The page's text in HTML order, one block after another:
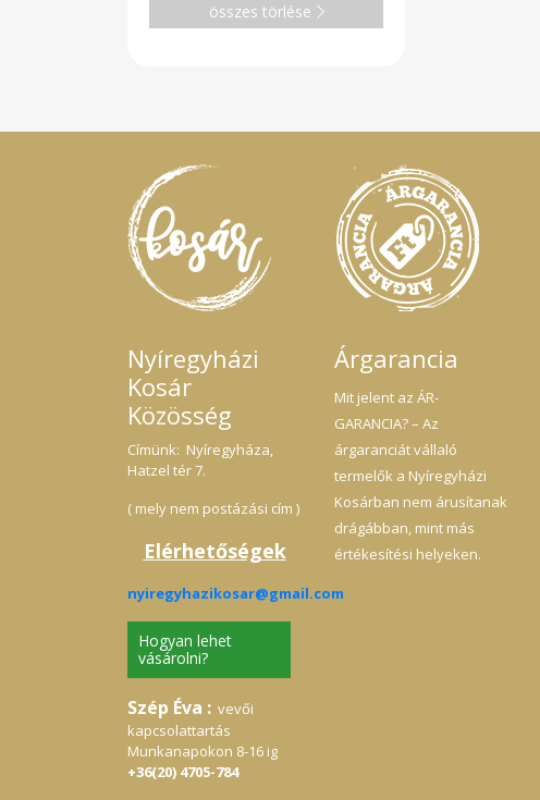
összes törlése
Nyíregyházi
Kosár
Közösség
Címünk: Nyíregyháza,
Hatzel tér 7.
( mely nem postázási cím )
Elérhetőségek
nyiregyhazikosar@gmail.com
Hogyan lehet
vásárolni?
Szép Éva : vevői
kapcsolattartás
Munkanapokon 8-16 ig
+36(20) 4705-784
Árgarancia
Mit jelent az ÁR-
GARANCIA? – Az
árgaranciát vállaló
termelők a Nyíregyházi
Kosárban nem árusítanak
drágábban, mint más
értékesítési helyeken.